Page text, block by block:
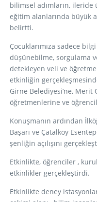
bilimsel adımların, ileride
eğitim alanlarında büyük
belirtti.
Çocuklarımıza sadece
düşünebilme, sorgulama
detekleyen veli ve
etkinliğin
Girne Belediyesi’ne, Merit
öğretmenlerine ve
Konuşmanın ardından
Başarı ve Çatalköy
şenliğin açılışını
Etkinlikte, öğrenciler ,
etkinlikler gerçekleştirdi.
Etkinlikte deney